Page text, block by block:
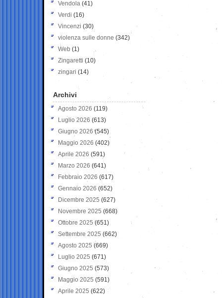
Vendola (41)
Verdi (16)
Vincenzi (30)
violenza sulle donne (342)
Web (1)
Zingaretti (10)
zingari (14)
Archivi
Agosto 2026 (119)
Luglio 2026 (613)
Giugno 2026 (545)
Maggio 2026 (402)
Aprile 2026 (591)
Marzo 2026 (641)
Febbraio 2026 (617)
Gennaio 2026 (652)
Dicembre 2025 (627)
Novembre 2025 (668)
Ottobre 2025 (651)
Settembre 2025 (662)
Agosto 2025 (669)
Luglio 2025 (671)
Giugno 2025 (573)
Maggio 2025 (591)
Aprile 2025 (622)